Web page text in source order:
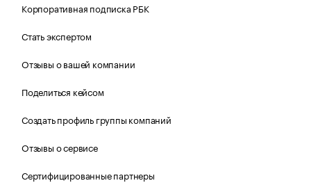
Корпоративная подписка РБК
Стать экспертом
Отзывы о вашей компании
Поделиться кейсом
Создать профиль группы компаний
Отзывы о сервисе
Сертифицированные партнеры